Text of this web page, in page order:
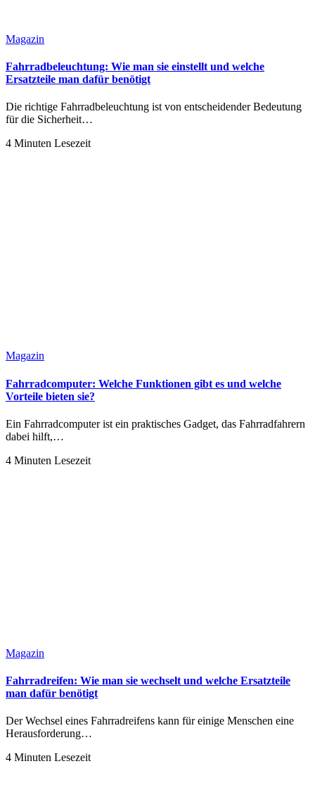
Magazin
Fahrradbeleuchtung: Wie man sie einstellt und welche
Ersatzteile man dafür benötigt
Die richtige Fahrradbeleuchtung ist von entscheidender Bedeutung
für die Sicherheit…
4 Minuten Lesezeit
Magazin
Fahrradcomputer: Welche Funktionen gibt es und welche
Vorteile bieten sie?
Ein Fahrradcomputer ist ein praktisches Gadget, das Fahrradfahrern
dabei hilft,…
4 Minuten Lesezeit
Magazin
Fahrradreifen: Wie man sie wechselt und welche Ersatzteile
man dafür benötigt
Der Wechsel eines Fahrradreifens kann für einige Menschen eine
Herausforderung…
4 Minuten Lesezeit